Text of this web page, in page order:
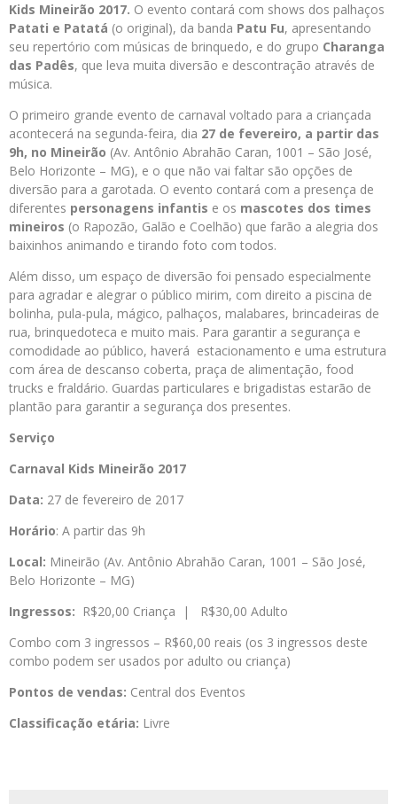
Kids Mineirão 2017. O evento contará com shows dos palhaços
Patati e Patatá (o original), da banda Patu Fu, apresentando
seu repertório com músicas de brinquedo, e do grupo Charanga
das Padês, que leva muita diversão e descontração através de
música.
O primeiro grande evento de carnaval voltado para a criançada
acontecerá na segunda-feira, dia 27 de fevereiro, a partir das
9h, no Mineirão (Av. Antônio Abrahão Caran, 1001 – São José,
Belo Horizonte – MG), e o que não vai faltar são opções de
diversão para a garotada. O evento contará com a presença de
diferentes personagens infantis e os mascotes dos times
mineiros (o Rapozão, Galão e Coelhão) que farão a alegria dos
baixinhos animando e tirando foto com todos.
Além disso, um espaço de diversão foi pensado especialmente
para agradar e alegrar o público mirim, com direito a piscina de
bolinha, pula-pula, mágico, palhaços, malabares, brincadeiras de
rua, brinquedoteca e muito mais. Para garantir a segurança e
comodidade ao público, haverá estacionamento e uma estrutura
com área de descanso coberta, praça de alimentação, food
trucks e fraldário. Guardas particulares e brigadistas estarão de
plantão para garantir a segurança dos presentes.
Serviço
Carnaval Kids Mineirão 2017
Data: 27 de fevereiro de 2017
Horário: A partir das 9h
Local: Mineirão (Av. Antônio Abrahão Caran, 1001 – São José,
Belo Horizonte – MG)
Ingressos: R$20,00 Criança | R$30,00 Adulto
Combo com 3 ingressos – R$60,00 reais (os 3 ingressos deste
combo podem ser usados por adulto ou criança)
Pontos de vendas: Central dos Eventos
Classificação etária: Livre